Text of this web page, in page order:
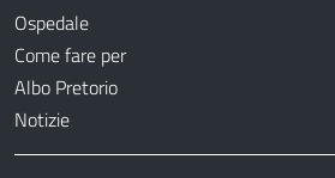
Ospedale
Come fare per
Albo Pretorio
Notizie